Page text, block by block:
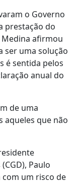
o Governo
prestação do
Medina afirmou
ser uma solução
é sentida pelos
anual do
de uma
aqueles que não
Paulo
um risco de